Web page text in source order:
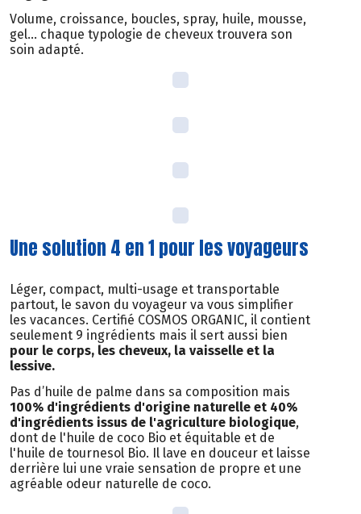
Volume, croissance, boucles, spray, huile, mousse,
gel… chaque typologie de cheveux trouvera son
soin adapté.
Une solution 4 en 1 pour les voyageurs
Léger, compact, multi-usage et transportable
partout, le savon du voyageur va vous simplifier
les vacances. Certifié COSMOS ORGANIC, il contient
seulement 9 ingrédients mais il sert aussi bien
pour le corps, les cheveux, la vaisselle et la
lessive.
Pas d’huile de palme dans sa composition mais
100% d'ingrédients d'origine naturelle et 40%
d'ingrédients issus de l'agriculture biologique,
dont de l'huile de coco Bio et équitable et de
l'huile de tournesol Bio. Il lave en douceur et laisse
derrière lui une vraie sensation de propre et une
agréable odeur naturelle de coco.